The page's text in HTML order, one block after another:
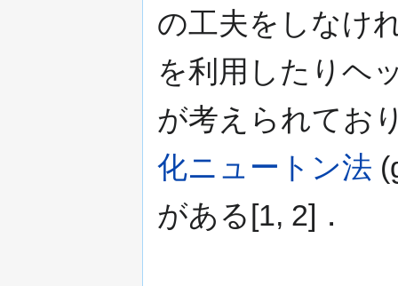
の工夫をしなけ
を利用したりヘ
が考えられてお
化ニュートン法
がある[1, 2]．